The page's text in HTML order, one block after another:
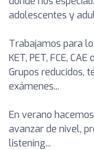
adolescentes y
Trabajamos para
KET, PET, FCE, CAE
Grupos reducidos,
exámenes...
En verano
avanzar de nivel,
listening...